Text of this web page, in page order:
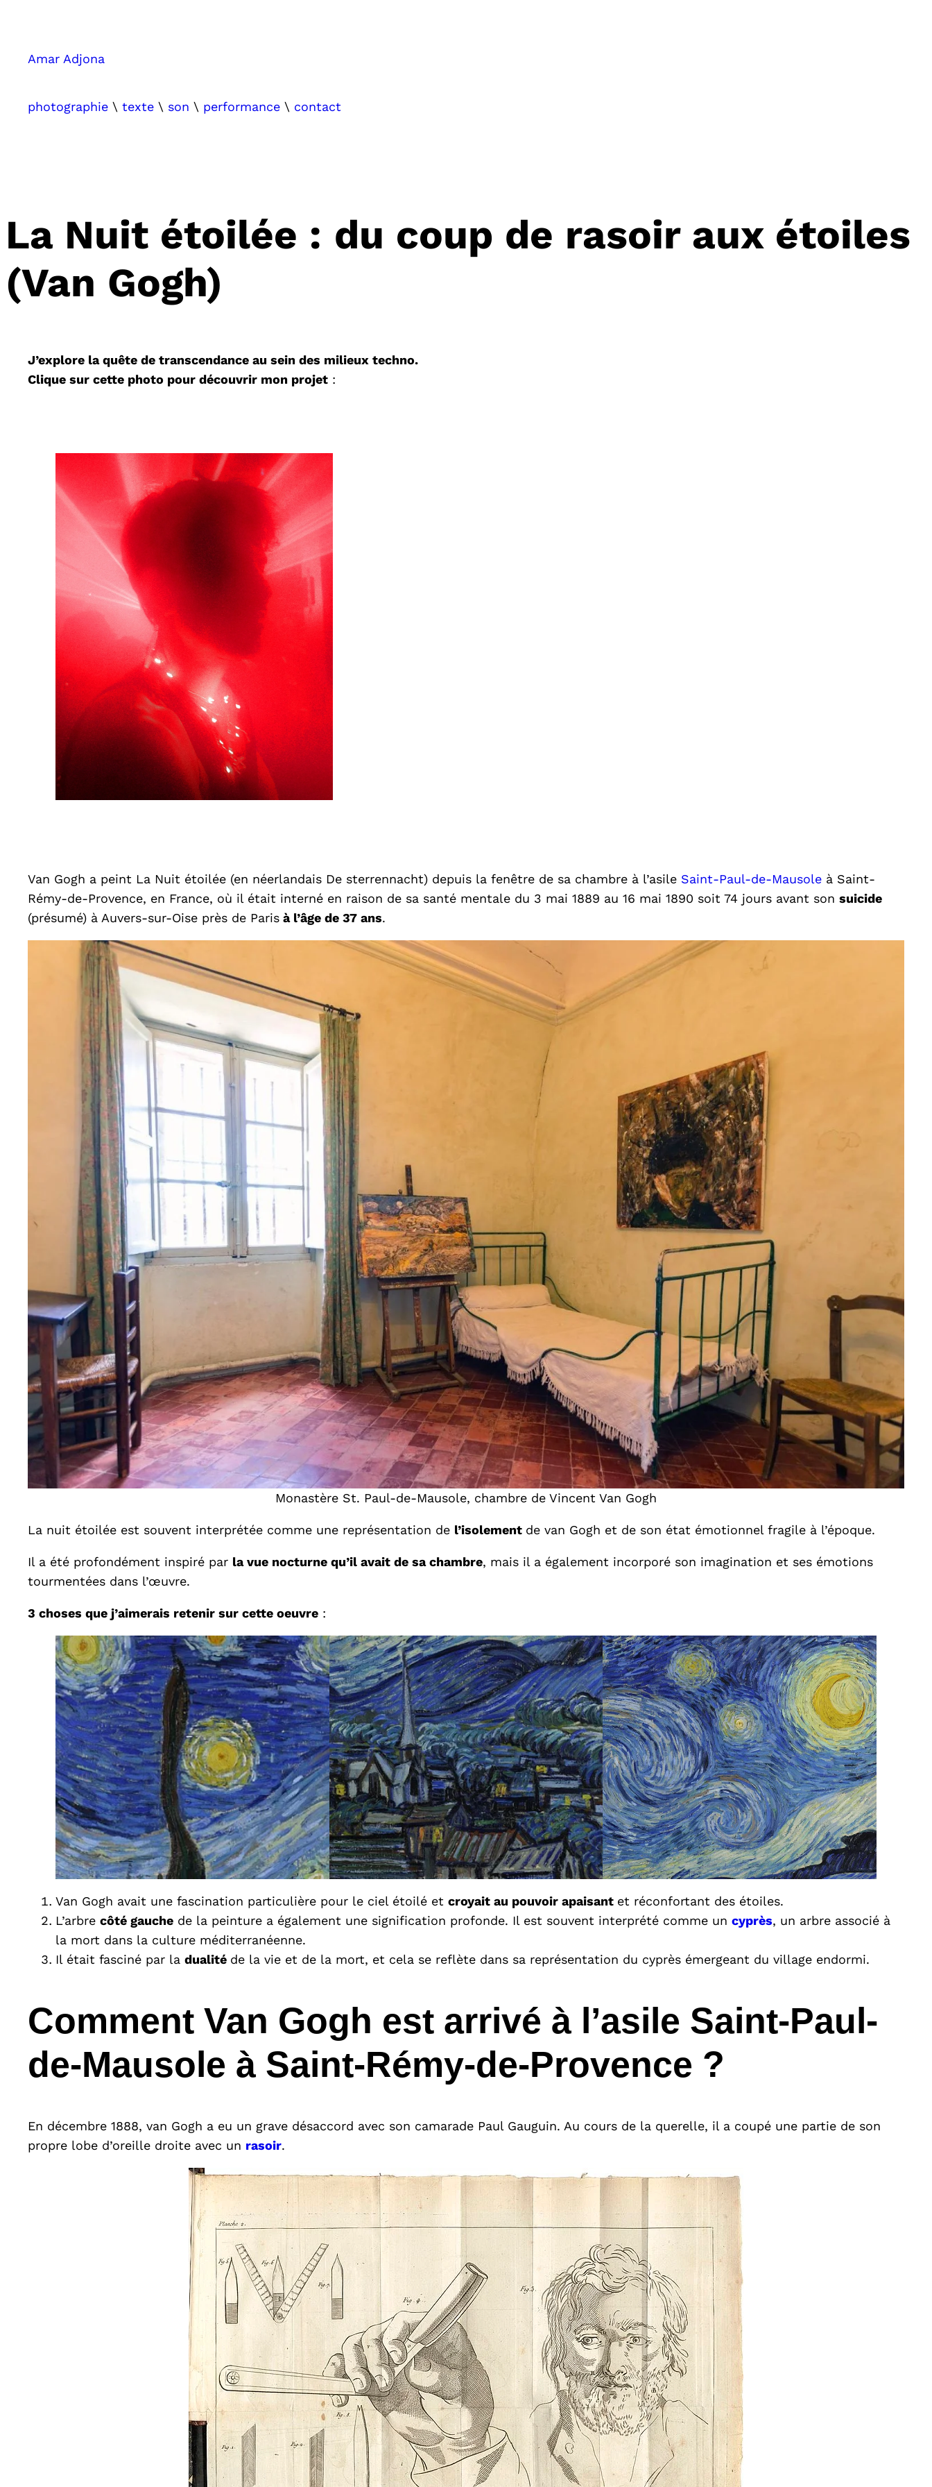
contenu
Amar Adjona
photographie \ texte \ son \ performance \ contact
La Nuit étoilée : du coup de rasoir aux étoiles
(Van Gogh)
J’explore la quête de transcendance au sein des milieux techno.
Clique sur cette photo pour découvrir mon projet :
Van Gogh a peint La Nuit étoilée (en néerlandais De sterrennacht) depuis la fenêtre de sa chambre à l’asile Saint-Paul-de-Mausole à Saint-
Rémy-de-Provence, en France, où il était interné en raison de sa santé mentale du 3 mai 1889 au 16 mai 1890 soit 74 jours avant son suicide
(présumé) à Auvers-sur-Oise près de Paris à l’âge de 37 ans.
Monastère St. Paul-de-Mausole, chambre de Vincent Van Gogh
La nuit étoilée est souvent interprétée comme une représentation de l’isolement de van Gogh et de son état émotionnel fragile à l’époque.
Il a été profondément inspiré par la vue nocturne qu’il avait de sa chambre, mais il a également incorporé son imagination et ses émotions
tourmentées dans l’œuvre.
3 choses que j’aimerais retenir sur cette oeuvre :
Van Gogh avait une fascination particulière pour le ciel étoilé et croyait au pouvoir apaisant et réconfortant des étoiles.
L’arbre côté gauche de la peinture a également une signification profonde. Il est souvent interprété comme un cyprès, un arbre associé à
la mort dans la culture méditerranéenne.
Il était fasciné par la dualité de la vie et de la mort, et cela se reflète dans sa représentation du cyprès émergeant du village endormi.
Comment Van Gogh est arrivé à l’asile Saint-Paul-
de-Mausole à Saint-Rémy-de-Provence ?
En décembre 1888, van Gogh a eu un grave désaccord avec son camarade Paul Gauguin. Au cours de la querelle, il a coupé une partie de son
propre lobe d’oreille droite avec un rasoir.